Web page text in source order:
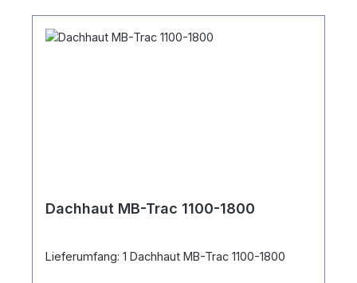
Dachhaut MB-Trac 1100-1800
Lieferumfang: 1 Dachhaut MB-Trac 1100-1800